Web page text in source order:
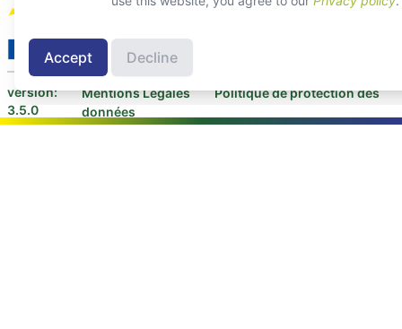
Accept Decline
Contacter COLEAD
version:
3.5.0
Mentions Légales
Politique de protection des
données